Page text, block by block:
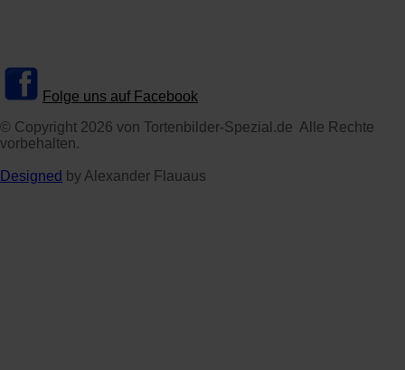
Folge uns auf Facebook
© Copyright 2026 von Tortenbilder-Spezial.de Alle Rechte
vorbehalten.
Designed by Alexander Flauaus